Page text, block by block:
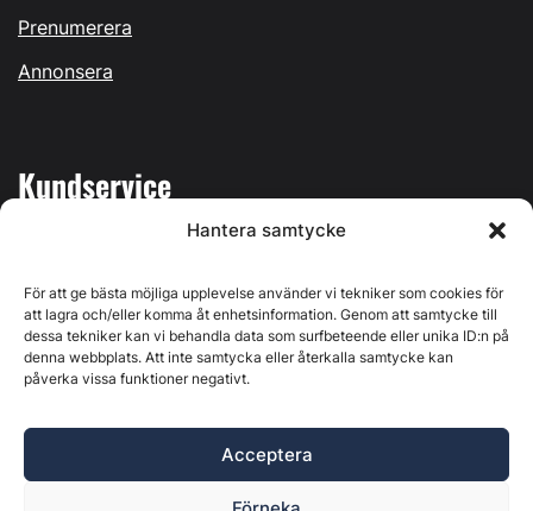
Hantera samtycke
För att ge bästa möjliga upplevelse använder vi tekniker som cookies för
att lagra och/eller komma åt enhetsinformation. Genom att samtycke till
dessa tekniker kan vi behandla data som surfbeteende eller unika ID:n på
denna webbplats. Att inte samtycka eller återkalla samtycke kan
påverka vissa funktioner negativt.
Acceptera
Prenumerera
Annonsera
Kundservice
Kontakta oss
Östernäsvägen 1, 827 32 Ljusdal, org.nr: 556625-6425 -
Ansvarig utgivare: Henrik Ekberg. Innehållet på denna
webbplats är upphovsrättsligt skyddat. Ange källa vid citering.